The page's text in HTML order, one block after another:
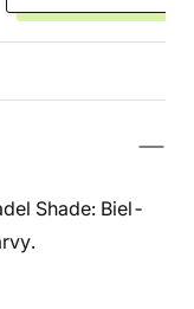
Shade: Biel-